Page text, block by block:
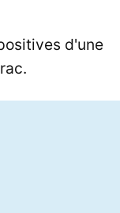
d'une